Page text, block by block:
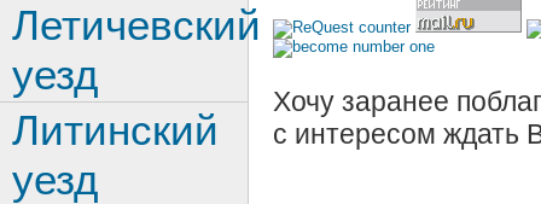
Хочу заранее
с интересом ждать
Летичевский
уезд
Литинский
уезд